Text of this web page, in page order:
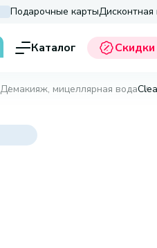
Подарочные картыДисконтная
Каталог Скидки
Демакияж, мицеллярная вода